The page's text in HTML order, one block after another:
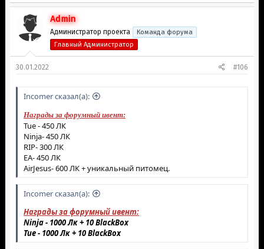
Admin
Администратор проекта
Команда форума
Главный Администратор
30.01.2022 #106
Inсоmer сказал(а):
Награды за форумный ивент:
Tue - 450 ЛК
Ninja- 450 ЛК
RIP- 300 ЛК
EA- 450 ЛК
AirJеsus- 600 ЛК + уникальный питомец.
Inсоmer сказал(а):
Награды за форумный ивент:
Ninja - 1000 Лк + 10BlackBox
Tue - 1000 Лк + 10BlackBox